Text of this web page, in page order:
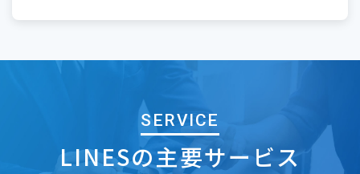
SERVICE
LINESの主要サービス